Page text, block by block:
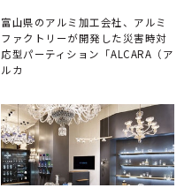
富山県のアルミ加工会社、アルミ
ファクトリーが開発した災害時対
応型パーティション「ALCARA（ア
ルカ